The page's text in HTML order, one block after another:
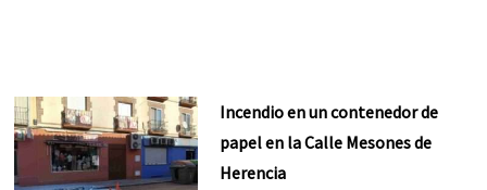
Incendio en un contenedor de
papel en la Calle Mesones de
Herencia